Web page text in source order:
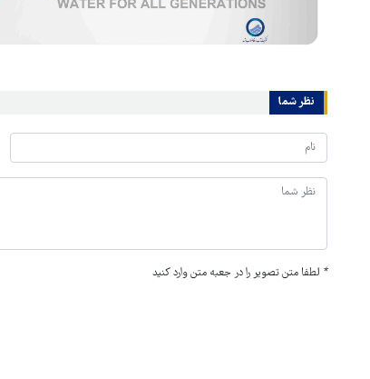
نظر شما
* لطفا متن تصویر را در جعبه متن وارد کنید